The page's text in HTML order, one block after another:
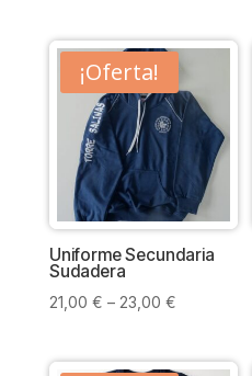
¡Oferta!
Uniforme Secundaria
Sudadera
21,00 € – 23,00 €